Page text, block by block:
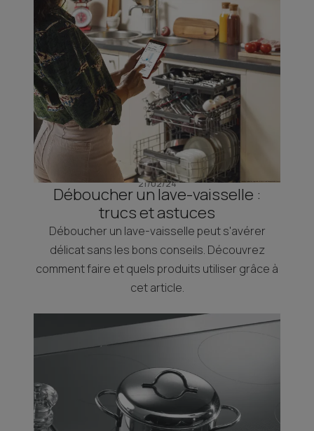
21/02/24
Déboucher un lave-vaisselle :
trucs et astuces
Déboucher un lave-vaisselle peut s'avérer
délicat sans les bons conseils. Découvrez
comment faire et quels produits utiliser grâce à
cet article.